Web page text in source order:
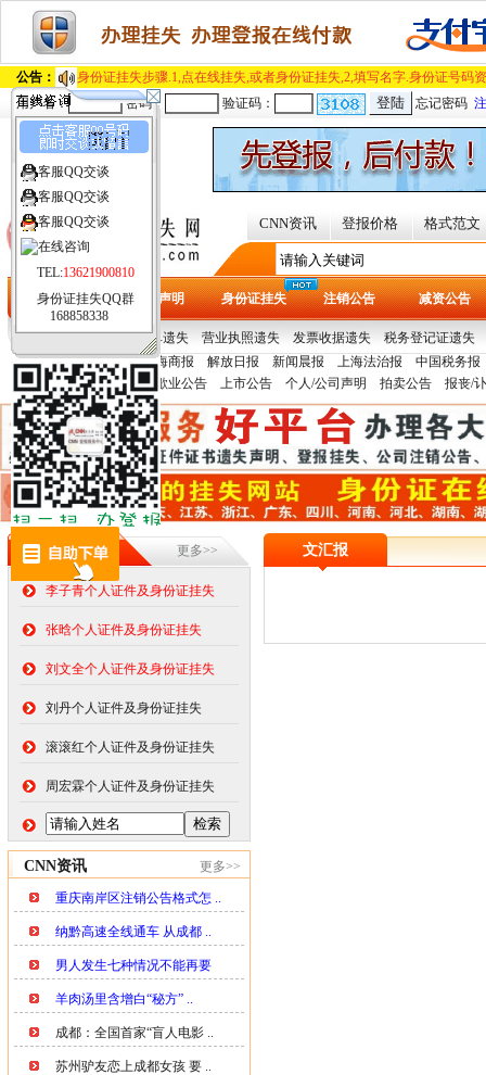
公告：
身份证挂失步骤.1,点在线挂失,或者身份证挂失,2,填写名字.身份证号码
用户名：
密码： 验证码： 忘记密码
四川
[切换城市]
CNN资讯 登报价格 格式范文
首页 遗失声明 身份证挂失 注销公告 减资公告
热门证件： 提单/保单遗失 营业执照遗失 发票收据遗失 税务登记证遗失
多 青年报
报纸刊例： 文汇报 上海商报 解放日报 新闻晨报 上海法治报
中国税务报
声明公告： 变更公告 歇业公告 上市公告 个人/公司声明 拍卖公告 报丧/
在线挂失 更多>>
李子青个人证件及身份证挂失
张晗个人证件及身份证挂失
刘文全个人证件及身份证挂失
刘丹个人证件及身份证挂失
滚滚红个人证件及身份证挂失
周宏霖个人证件及身份证挂失
CNN资讯 更多>>
重庆南岸区注销公告格式怎 ..
纳黔高速全线通车 从成都 ..
男人发生七种情况不能再要
羊肉汤里含增白“秘方” ..
成都：全国首家“盲人电影 ..
苏州驴友恋上成都女孩 要 ..
文汇报
客服QQ交谈
客服QQ交谈
客服QQ交谈
TEL:13621900810
身份证挂失QQ群
168858338